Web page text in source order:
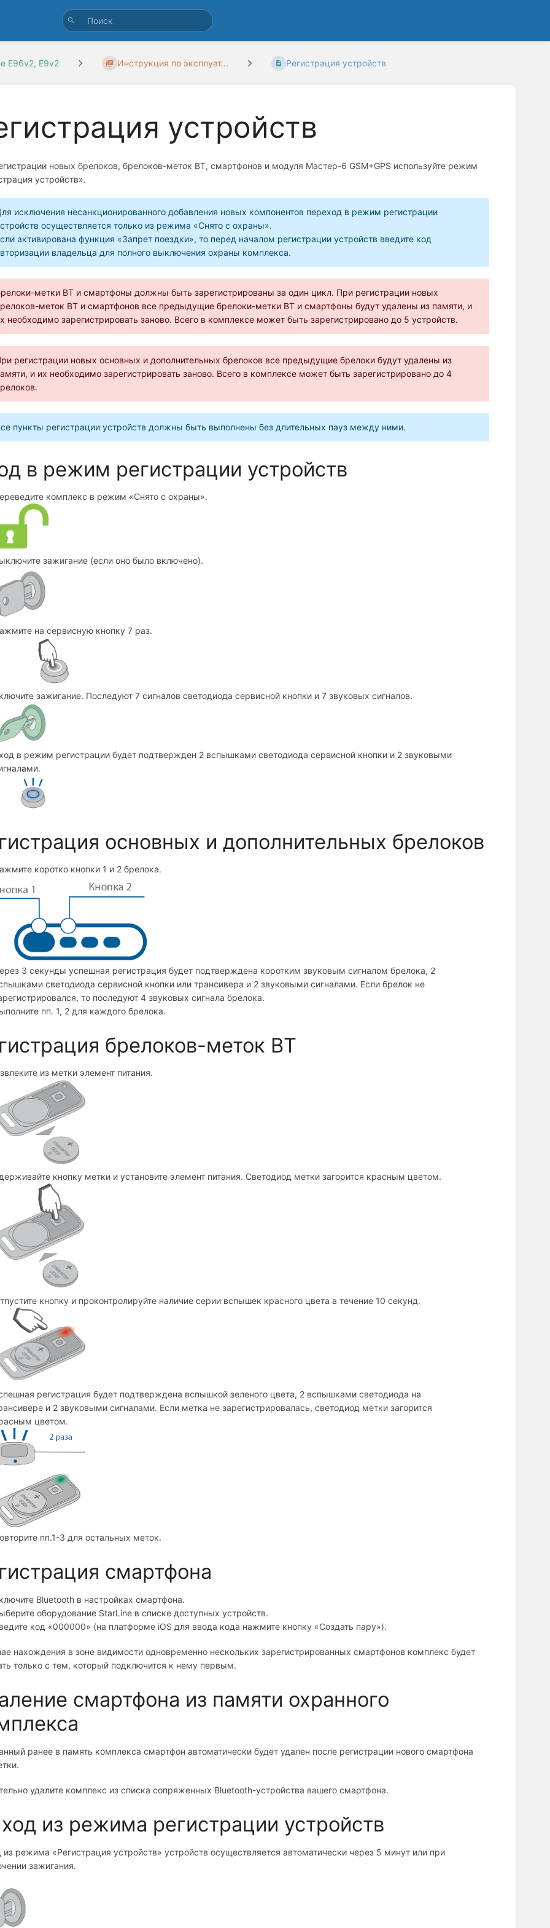
E96v2, E9v2 Инструкция по эксплуат... Регистрация устройств
устройств
новых брелоков, брелоков-меток BT, смартфонов и модуля Мастер-6 GSM+GPS используйте режим
устройств».
исключения несанкционированного добавления новых компонентов переход в режим регистрации
осуществляется только из режима «Снято с охраны».
активирована функция «Запрет поездки», то перед началом регистрации устройств введите код
владельца для полного выключения охраны комплекса.
метки BT и смартфоны должны быть зарегистрированы за один цикл. При регистрации новых
меток BT и смартфонов все предыдущие брелоки-метки BT и смартфоны будут удалены из памяти, и
необходимо зарегистрировать заново. Всего в комплексе может быть зарегистрировано до 5 устройств.
регистрации новых основных и дополнительных брелоков все предыдущие брелоки будут удалены из
и их необходимо зарегистрировать заново. Всего в комплексе может быть зарегистрировано до 4
пункты регистрации устройств должны быть выполнены без длительных пауз между ними.
в режим регистрации устройств
комплекс в режим «Снято с охраны».
зажигание (если оно было включено).
на сервисную кнопку 7 раз.
зажигание. Последуют 7 сигналов светодиода сервисной кнопки и 7 звуковых сигналов.
в режим регистрации будет подтвержден 2 вспышками светодиода сервисной кнопки и 2 звуковыми
основных и дополнительных брелоков
коротко кнопки 1 и 2 брелока.
3 секунды успешная регистрация будет подтверждена коротким звуковым сигналом брелока, 2
светодиода сервисной кнопки или трансивера и 2 звуковыми сигналами. Если брелок не
то последуют 4 звуковых сигнала брелока.
пп. 1, 2 для каждого брелока.
брелоков-меток BT
из метки элемент питания.
кнопку метки и установите элемент питания. Светодиод метки загорится красным цветом.
кнопку и проконтролируйте наличие серии вспышек красного цвета в течение 10 секунд.
регистрация будет подтверждена вспышкой зеленого цвета, 2 вспышками светодиода на
и 2 звуковыми сигналами. Если метка не зарегистрировалась, светодиод метки загорится
цветом.
пп.1-3 для остальных меток.
смартфона
Bluetooth в настройках смартфона.
оборудование StarLine в списке доступных устройств.
код «000000» (на платформе iOS для ввода кода нажмите кнопку «Создать пару»).
нахождения в зоне видимости одновременно нескольких зарегистрированных смартфонов комплекс будет
только с тем, который подключится к нему первым.
смартфона из памяти охранного
ранее в память комплекса смартфон автоматически будет удален после регистрации нового смартфона
удалите комплекс из списка сопряженных Bluetooth-устройства вашего смартфона.
из режима регистрации устройств
режима «Регистрация устройств» устройств осуществляется автоматически через 5 минут или при
зажигания.